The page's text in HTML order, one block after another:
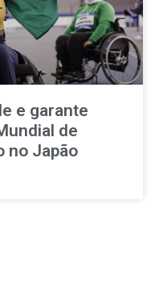
e garante
de
no Japão